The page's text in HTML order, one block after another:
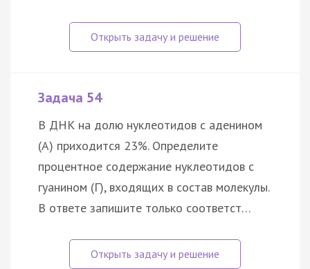
Задача 54
В ДНК на долю нуклеотидов с аденином
(А) приходится 23%. Определите
процентное содержание нуклеотидов с
гуанином (Г), входящих в состав молекулы.
В ответе запишите только соответст…